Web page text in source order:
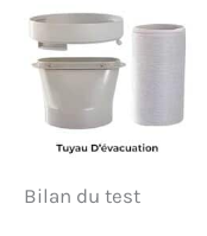
Bilan du test